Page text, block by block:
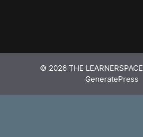
© 2026 THE LEARNERSPACE
GeneratePress